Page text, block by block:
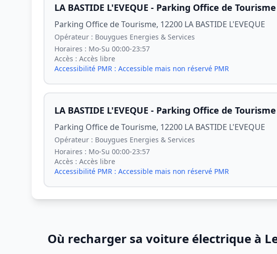
LA BASTIDE L'EVEQUE - Parking Office de Tourisme
Parking Office de Tourisme, 12200 LA BASTIDE L'EVEQUE
Opérateur : Bouygues Energies & Services
Horaires : Mo-Su 00:00-23:57
Accès : Accès libre
Accessibilité PMR : Accessible mais non réservé PMR
LA BASTIDE L'EVEQUE - Parking Office de Tourisme
Parking Office de Tourisme, 12200 LA BASTIDE L'EVEQUE
Opérateur : Bouygues Energies & Services
Horaires : Mo-Su 00:00-23:57
Accès : Accès libre
Accessibilité PMR : Accessible mais non réservé PMR
Où recharger sa voiture électrique à